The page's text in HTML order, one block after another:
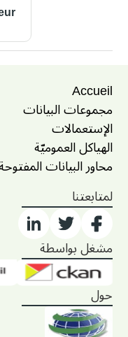
Accueil
مجموعات البيانات
الإستعمالات
الهياكل العموميّة
محاور البيانات
لمتابعتنا
مشغل بواسطة
حول